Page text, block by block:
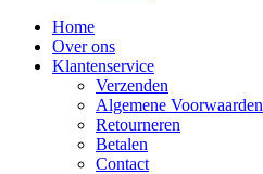
Home
Over ons
Klantenservice
Verzenden
Algemene Voorwaarden
Retourneren
Betalen
Contact